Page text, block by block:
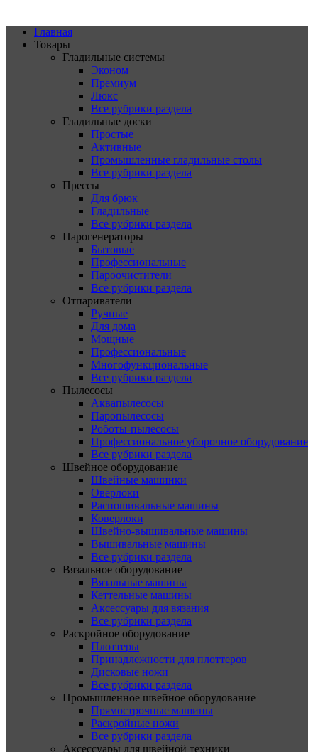
Главная
Товары
Гладильные системы
Эконом
Премиум
Люкс
Все рубрики раздела
Гладильные доски
Простые
Активные
Промышленные гладильные столы
Все рубрики раздела
Прессы
Для брюк
Гладильные
Все рубрики раздела
Парогенераторы
Бытовые
Профессиональные
Пароочистители
Все рубрики раздела
Отпариватели
Ручные
Для дома
Мощные
Профессиональные
Многофункциональные
Все рубрики раздела
Пылесосы
Аквапылесосы
Паропылесосы
Роботы-пылесосы
Профессиональное уборочное оборудование
Все рубрики раздела
Швейное оборудование
Швейные машинки
Оверлоки
Распошивальные машины
Коверлоки
Швейно-вышивальные машины
Вышивальные машины
Все рубрики раздела
Вязальное оборудование
Вязальные машины
Кеттельные машины
Аксессуары для вязания
Все рубрики раздела
Раскройное оборудование
Плоттеры
Принадлежности для плоттеров
Дисковые ножи
Все рубрики раздела
Промышленное швейное оборудование
Прямострочные машины
Раскройные ножи
Все рубрики раздела
Аксессуары для швейной техники